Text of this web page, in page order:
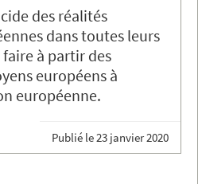
des réalités
dans toutes leurs
à partir des
européens à
européenne.
Publié le23 janvier 2020